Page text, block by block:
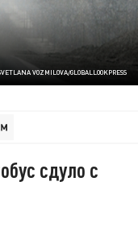
VOZMILOVA/GLOBALLOOKPRESS
сдуло с